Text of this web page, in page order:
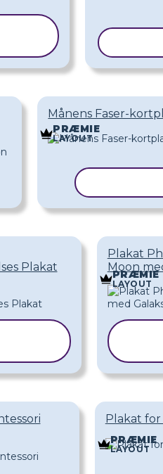
Månens Faser-
PRÆMIE
LAYOUT
Plakat
Plakat
Moon
PRÆMIE
LAYOUT
Plakat for
PRÆMIE
LAYOUT